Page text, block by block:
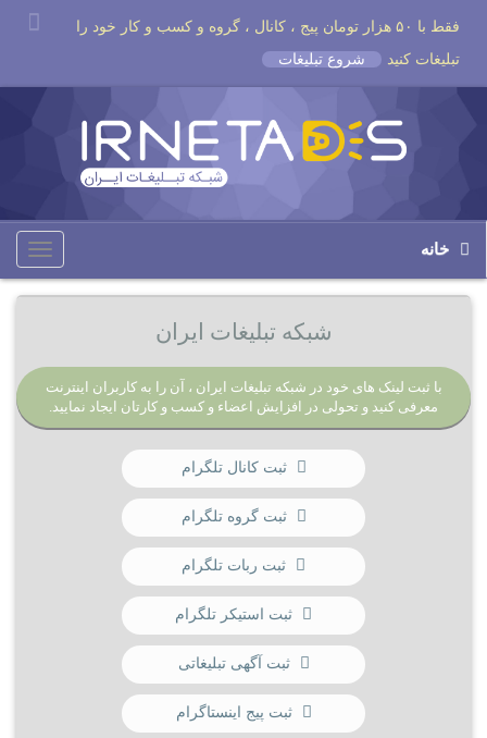
فقط با ۵۰ هزار تومان پیج ، کانال ، گروه و کسب و کار خود را
تبلیغات کنید
شروع تبلیغات
Toggle
خانه
شبکه تبلیغات ایران
با ثبت لینک های خود در شبکه تبلیغات ایران ، آن را به کاربران اینترنت
معرفی کنید و تحولی در افزایش اعضاء و کسب و کارتان ایجاد نمایید.
ثبت کانال تلگرام
ثبت گروه تلگرام
ثبت ربات تلگرام
ثبت استیکر تلگرام
ثبت آگهی تبلیغاتی
ثبت پیج اینستاگرام